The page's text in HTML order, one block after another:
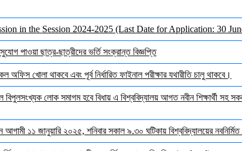
in the Session 2024-2025 (Last Date for Application: 30
পাওয়া ছাত্র-ছাত্রীদের ভর্তি সংক্রান্ত বিজ্ঞপ্তি
খোলা থাকবে এবং পূর্ব নির্ধারিত ফাইনাল পরীক্ষার যথারীতি চালু থাকবে।
লোক সমাগম হবে বিধায় এ বিশ্ববিদ্যালয় আগত নবীন শিক্ষার্থী সহ
১১ জানুয়ারি ২০২৫, শনিবার সকাল ৯.৩০ ঘটিকায় বিশ্ববিদ্যালয়ের নবনির্মিত